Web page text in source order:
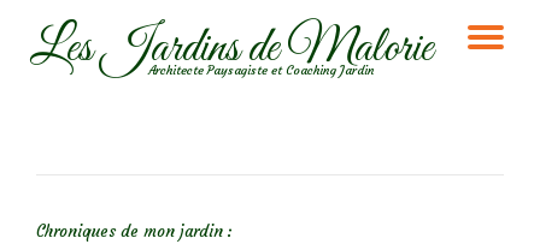
AllerLes Jardins de Malorie
Architecte Paysagiste et Coaching Jardin
Chroniques de mon jardin :